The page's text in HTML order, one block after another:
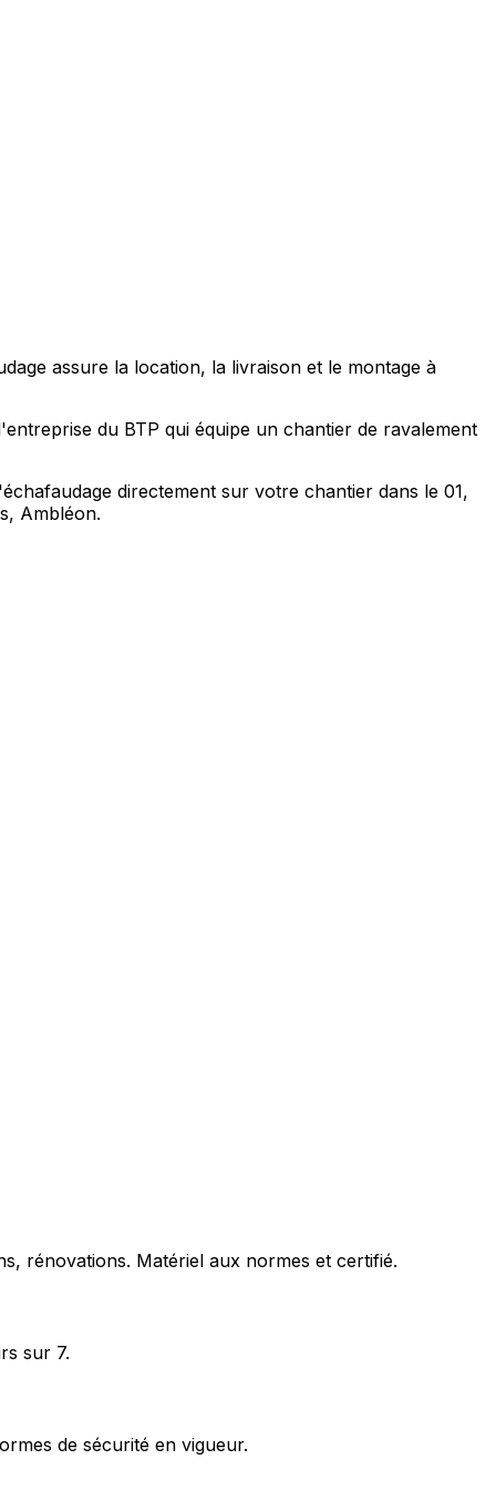
assure la location, la livraison et le montage à
du BTP qui équipe un chantier de ravalement
directement sur votre chantier dans le 01,
Ambléon.
rénovations. Matériel aux normes et certifié.
sur 7.
de sécurité en vigueur.